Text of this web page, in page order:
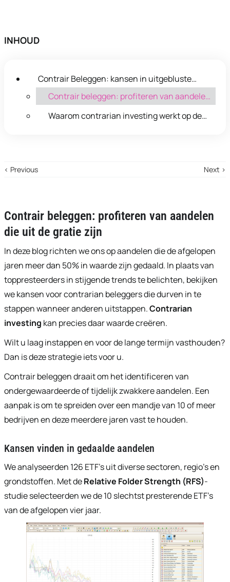
INHOUD
Contrair Beleggen: kansen in uitgebluste
aandelen en ETF's
Contrair beleggen: profiteren van aandelen
die uit de gratie zijn
Waarom contrarian investing werkt op de
‹ Previous Next ›
Contrair beleggen: profiteren van aandelen
die uit de gratie zijn
In deze blog richten we ons op aandelen die de afgelopen
jaren meer dan 50% in waarde zijn gedaald. In plaats van
toppresteerders in stijgende trends te belichten, bekijken
we kansen voor contrarian beleggers die durven in te
stappen wanneer anderen uitstappen.Contrarian
investing kan precies daar waarde creëren.
Wilt u laag instappen en voor de lange termijn vasthouden?
Dan is deze strategie iets voor u.
Contrair beleggen draait om het identificeren van
ondergewaardeerde of tijdelijk zwakkere aandelen. Een
aanpak is om te spreiden over een mandje van 10 of meer
bedrijven en deze meerdere jaren vast te houden.
Kansen vinden in gedaalde aandelen
We analyseerden 126 ETF’s uit diverse sectoren, regio’s en
grondstoffen. Met deRelative Folder Strength (RFS)-
studie selecteerden we de 10 slechtst presterende ETF’s
van de afgelopen vier jaar.